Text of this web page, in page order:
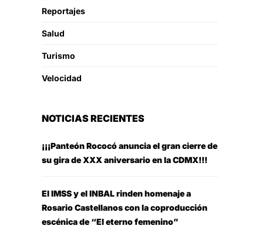
Reportajes
Salud
Turismo
Velocidad
NOTICIAS RECIENTES
¡¡¡Panteón Rococó anuncia el gran cierre de
su gira de XXX aniversario en la CDMX!!!
El IMSS y el INBAL rinden homenaje a
Rosario Castellanos con la coproducción
escénica de “El eterno femenino”